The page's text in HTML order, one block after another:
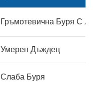
Гръмотевична Буря С
Умерен Дъждец
Слаба Буря